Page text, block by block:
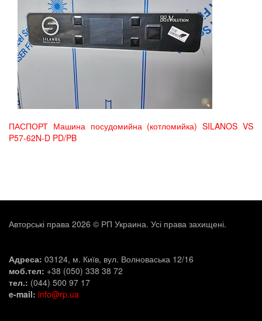
ПАСПОРТ Машина посудомийна (котломийка) SILANOS VS
P57-62N-D PD/PB
Авторські права 2026 © РП Украина. Усі права захищені.
Адреса: 03124, м. Київ, вул. Волноваська 12/16
моб.тел: +38 (050) 338 38 72
тел.: (044) 500 97 17
e-mail: info@rp.ua